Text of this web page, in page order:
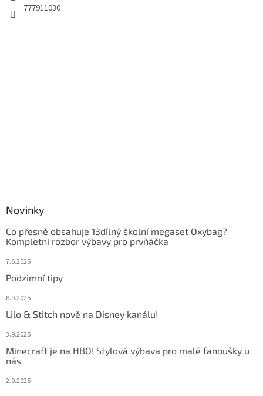
777911030
Novinky
Co přesně obsahuje 13dílný školní megaset Oxybag?
Kompletní rozbor výbavy pro prvňáčka
7.6.2026
Podzimní tipy
8.9.2025
Lilo & Stitch nově na Disney kanálu!
3.9.2025
Minecraft je na HBO! Stylová výbava pro malé fanoušky u
nás
2.9.2025